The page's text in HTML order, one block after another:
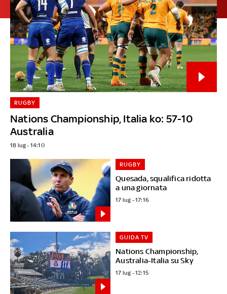
Nations Championship, Italia ko: 57-10
Australia
RUGBY
18 lug - 14:10
Quesada, squalifica ridotta
a una giornata
RUGBY
17 lug - 17:16
Nations Championship,
Australia-Italia su Sky
GUIDA TV
17 lug - 12:15